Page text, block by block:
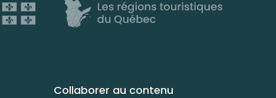
Collaborer au contenu